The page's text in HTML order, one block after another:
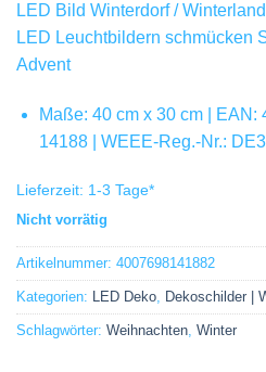
LED Bild Winterdorf /
LED Leuchtbildern schmücken
Advent
Maße: 40 cm x 30 cm |
14188 | WEEE-Reg.-Nr.:
Lieferzeit: 1-3 Tage*
Nicht vorrätig
Artikelnummer: 4007698141882
Kategorien: LED Deko Dekoschilder |
Schlagwörter: Weihnachten Winter